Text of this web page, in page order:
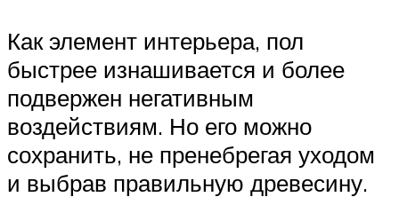
Как элемент интерьера, пол
быстрее изнашивается и более
подвержен негативным
воздействиям. Но его можно
сохранить, не пренебрегая уходом
и выбрав правильную древесину.